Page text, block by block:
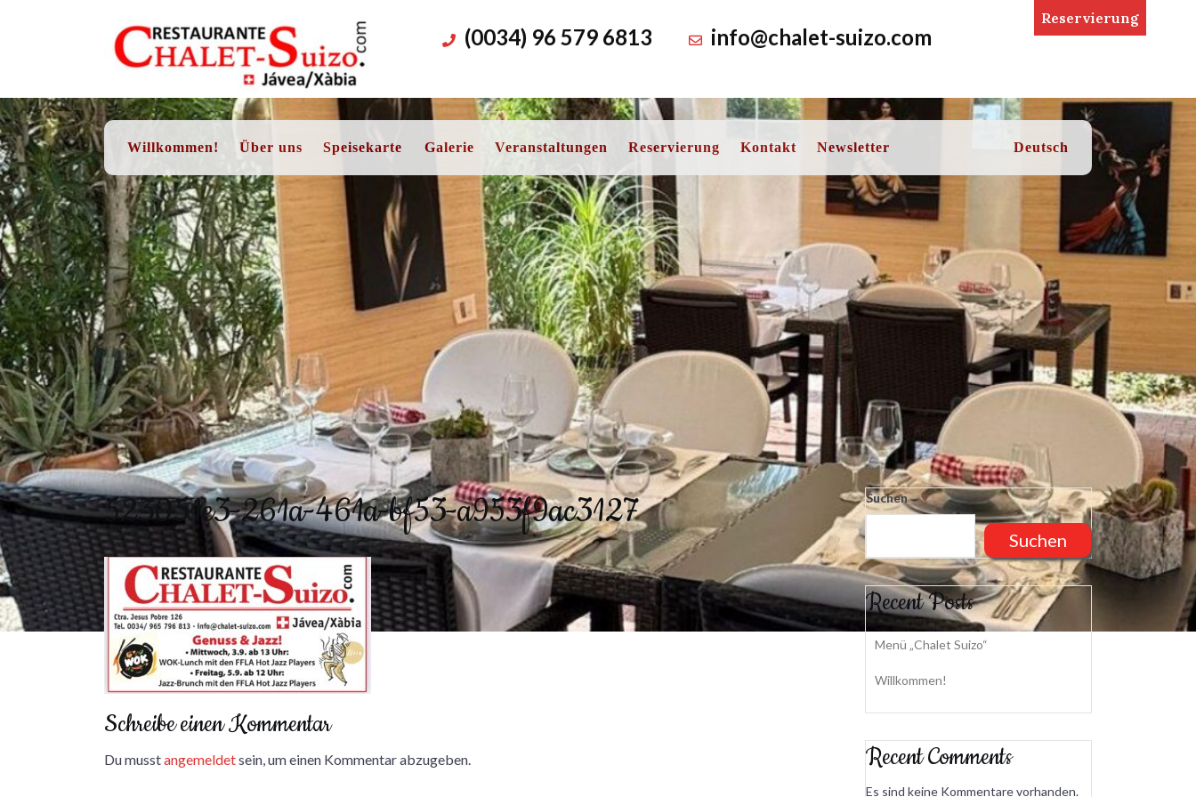
(0034) 96 579 6813 info@chalet-suizo.com
Reservierung
Willkommen! Über uns Speisekarte Galerie Veranstaltungen Reservierung Kontakt Newsletter Deutsch
523051e3-261a-461a-bf53-a953f9ac3127
Schreibe einen Kommentar
Du musstangemeldetsein, um einen Kommentar abzugeben.
Suchen
Suchen
Recent Posts
Menü „Chalet Suizo“
Willkommen!
Recent Comments
Es sind keine Kommentare vorhanden.